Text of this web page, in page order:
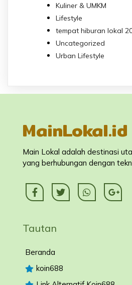
Kuliner & UMKM
Lifestyle
tempat hiburan lokal
Uncategorized
Urban Lifestyle
MainLokal.id
Main Lokal adalah destinasi
yang berhubungan dengan
Tautan
Beranda
koin688